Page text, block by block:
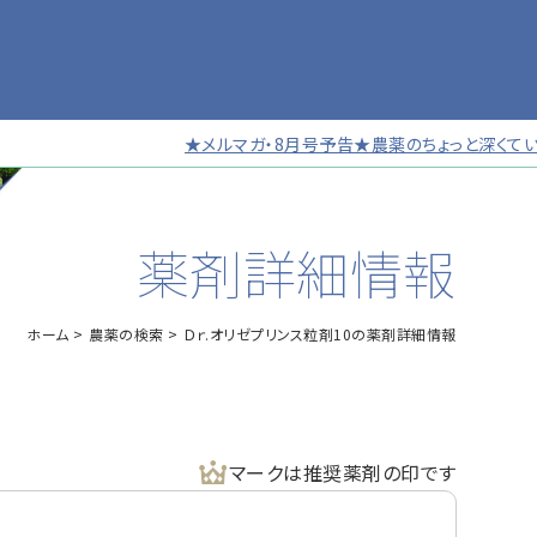
★メルマガ・8月号予告★農薬のちょっと深く
薬剤詳細情報
ホーム 農薬の検索 Ｄｒ.オリゼプリンス粒剤10の薬剤詳細情報
マークは推奨薬剤の印です